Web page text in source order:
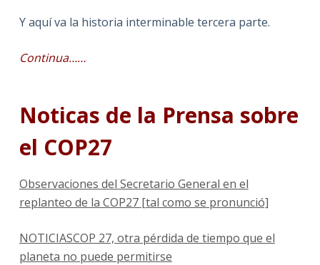
Y aquí va la historia interminable tercera parte.
Continua……
Noticas de la Prensa sobre
el COP27
Observaciones del Secretario General en el
replanteo de la COP27 [tal como se pronunció]
NOTICIASCOP 27, otra pérdida de tiempo que el
planeta no puede permitirse